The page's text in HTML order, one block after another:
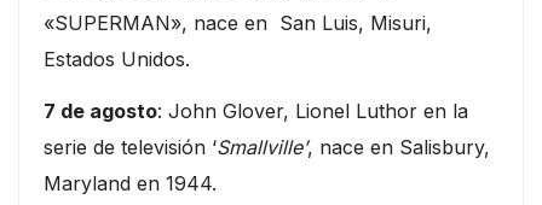
«SUPERMAN», nace en San Luis, Misuri,
Estados Unidos.
7 de agosto: John Glover, Lionel Luthor en la
serie de televisión ‘Smallville’, nace en Salisbury,
Maryland en 1944.